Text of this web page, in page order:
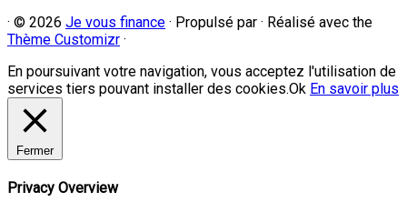
· © 2026 Je vous finance · Propulsé par · Réalisé avec the
Thème Customizr ·
En poursuivant votre navigation, vous acceptez l'utilisation de
services tiers pouvant installer des cookies.Ok En savoir plus
Fermer
Privacy Overview